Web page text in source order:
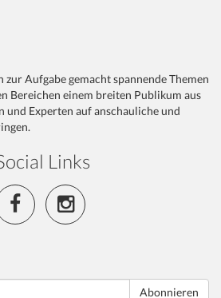
zur Aufgabe gemacht spannende Themen
Bereichen einem breiten Publikum aus
und Experten auf anschauliche und
Links
Abonnieren